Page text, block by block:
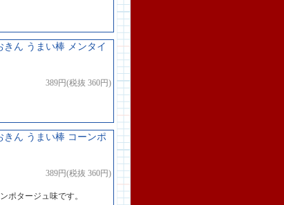
きん うまい棒 メンタイ
389円(税抜 360円)
きん うまい棒 コーンポ
389円(税抜 360円)
ポタージュ味です。